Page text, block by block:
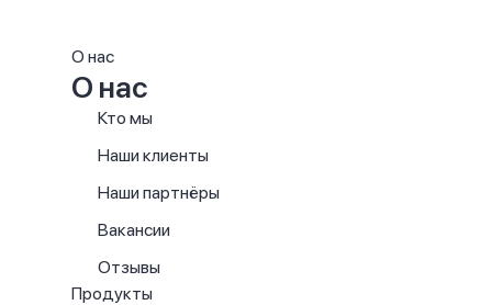
О нас
О нас
Кто мы
Наши клиенты
Наши партнёры
Вакансии
Отзывы
Продукты